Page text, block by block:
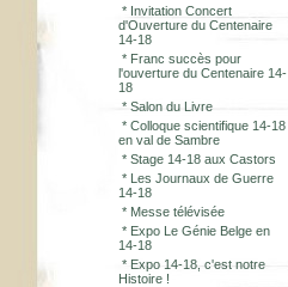
* Invitation Concert
d'Ouverture du Centenaire
14-18
* Franc succès pour
l'ouverture du Centenaire 14-
18
* Salon du Livre
* Colloque scientifique 14-18
en val de Sambre
* Stage 14-18 aux Castors
* Les Journaux de Guerre
14-18
* Messe télévisée
* Expo Le Génie Belge en
14-18
* Expo 14-18, c'est notre
Histoire !